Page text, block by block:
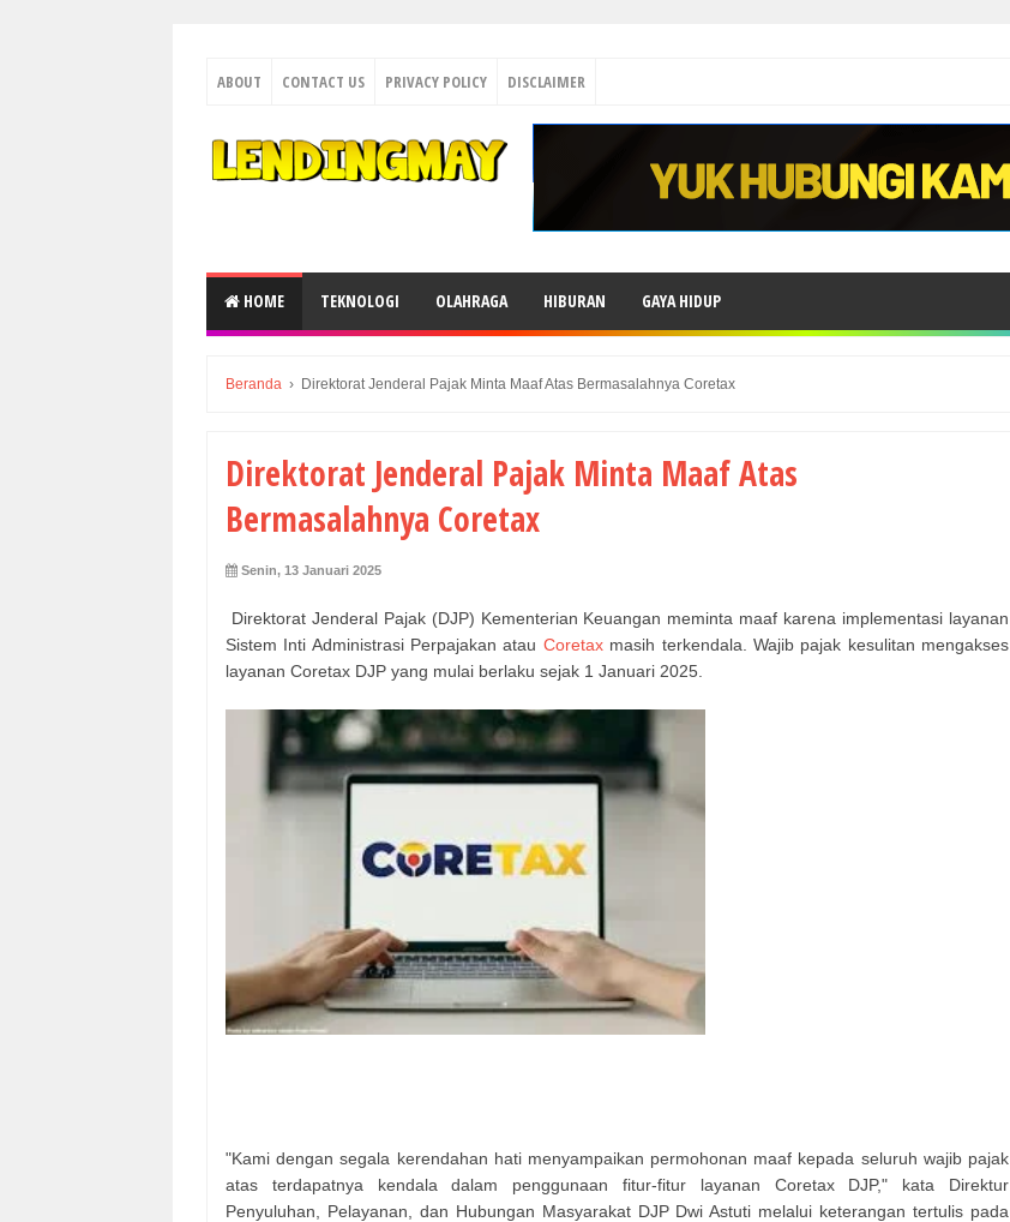
ABOUT CONTACT US PRIVACY POLICY DISCLAIMER
HOME TEKNOLOGI OLAHRAGA HIBURAN GAYA HIDUP
Beranda › Direktorat Jenderal Pajak Minta Maaf Atas Bermasalahnya Coretax
Direktorat Jenderal Pajak Minta Maaf Atas
Bermasalahnya Coretax
Senin, 13 Januari 2025
Direktorat Jenderal Pajak (DJP) Kementerian Keuangan meminta maaf karena implementasi layanan
Sistem Inti Administrasi Perpajakan atau Coretaxmasih terkendala. Wajib pajak kesulitan mengakses
layanan Coretax DJP yang mulai berlaku sejak 1 Januari 2025.
"Kami dengan segala kerendahan hati menyampaikan permohonan maaf kepada seluruh wajib pajak
atas terdapatnya kendala dalam penggunaan fitur-fitur layanan Coretax DJP," kata Direktur
Penyuluhan, Pelayanan, dan Hubungan Masyarakat DJP Dwi Astuti melalui keterangan tertulis pada